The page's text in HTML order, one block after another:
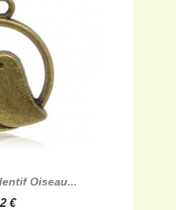
Oiseau...
€